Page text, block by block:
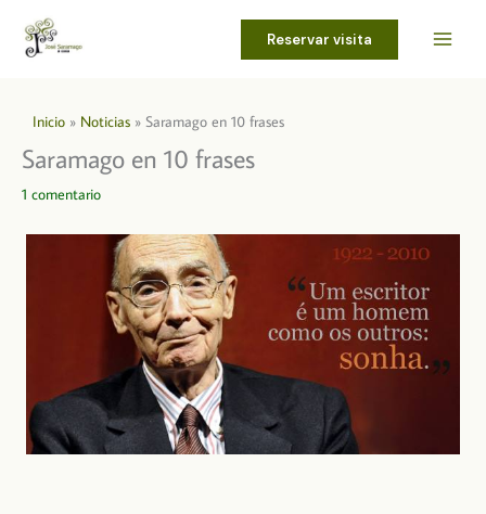
contenido
Reservar visita
Inicio Noticias Saramago en 10 frases
Saramago en 10 frases
1 comentario